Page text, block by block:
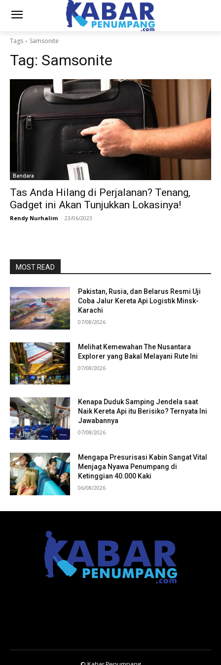
Tags Samsonite
Tag: Samsonite
Bandara
Tas Anda Hilang di Perjalanan? Tenang,
Gadget ini Akan Tunjukkan Lokasinya!
Rendy Nurhalim - 23/06/2023
MOST READ
Pakistan, Rusia, dan Belarus Resmi Uji
Coba Jalur Kereta Api Logistik Minsk-
Karachi
07/08/2026
Melihat Kemewahan The Nusantara
Explorer yang Bakal Melayani Rute Ini
07/08/2026
Kenapa Duduk Samping Jendela saat
Naik Kereta Api itu Berisiko? Ternyata Ini
Jawabannya
07/08/2026
Mengapa Presurisasi Kabin Sangat Vital
Menjaga Nyawa Penumpang di
Ketinggian 40.000 Kaki
06/08/2026